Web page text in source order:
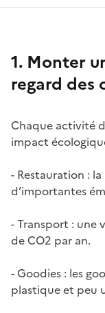
1. Monter
regard des
Chaque activité
impact
- Restauration :
d’importantes
- Transport : une
de CO2 par an.
- Goodies : les
plastique et peu